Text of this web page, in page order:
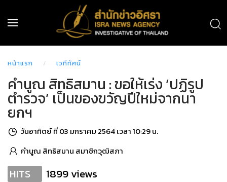
หน้าแรก เวทีทัศน์
คำนูณ สิทธิสมาน : ขอให้เร่ง ‘ปฏิรูป
ตำรวจ’ เป็นของขวัญปีใหม่จากนา
ยกฯ
วันอาทิตย์ ที่ 03 มกราคม 2564 เวลา 10:29 น.
คำนูณ สิทธิสมาน สมาชิกวุฒิสภา
HITS 1899 views